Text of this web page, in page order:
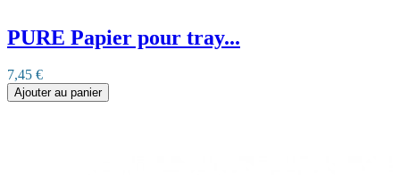
PURE Papier pour tray...
7,45 €
Ajouter au panier